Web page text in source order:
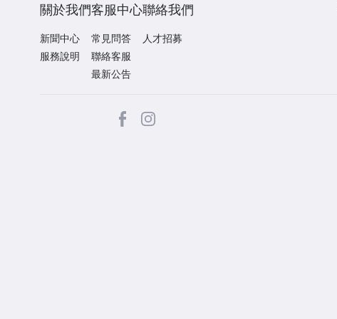
關於我們
新聞中心
服務說明
客服中心
常見問答
聯絡客服
最新公告
聯絡我們
人才招募
facebook